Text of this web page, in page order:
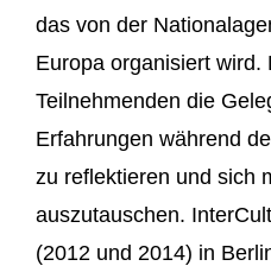
das von der
Europa organisiert wird.
Teilnehmenden die
Erfahrungen während
zu reflektieren und sich
auszutauschen.
(2012 und 2014) in